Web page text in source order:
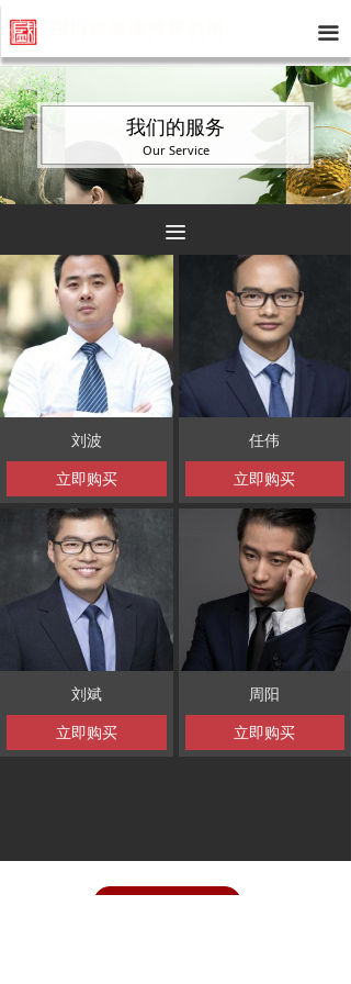
끀
我们的服务
Our Service
끀
刘波
立即购买
任伟
立即购买
刘斌
立即购买
周阳
立即购买